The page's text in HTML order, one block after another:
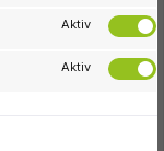
Aktiv
Aktiv